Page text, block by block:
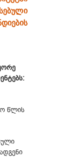
წლის